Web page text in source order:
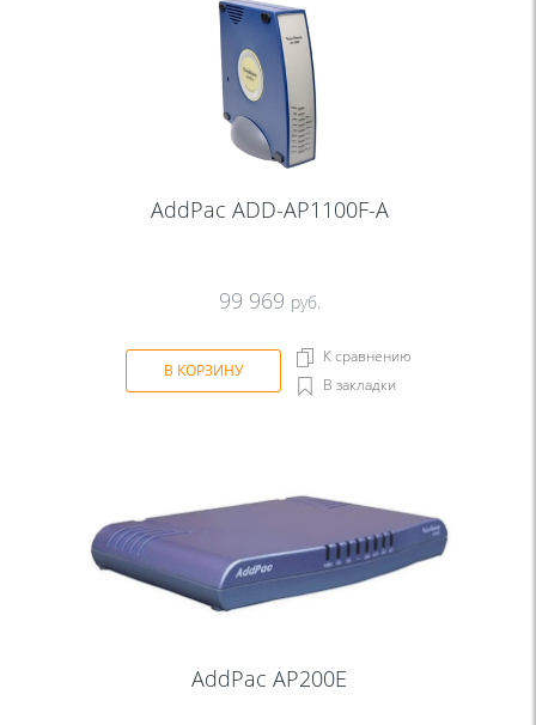
AddPac ADD-AP1100F-A
99 969 руб.
В КОРЗИНУ
К сравнению
В закладки
AddPac AP200E